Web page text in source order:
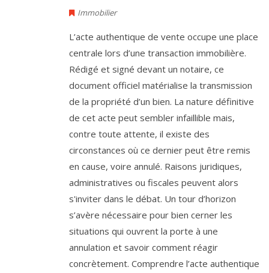
Immobilier
L’acte authentique de vente occupe une place
centrale lors d’une transaction immobilière.
Rédigé et signé devant un notaire, ce
document officiel matérialise la transmission
de la propriété d’un bien. La nature définitive
de cet acte peut sembler infaillible mais,
contre toute attente, il existe des
circonstances où ce dernier peut être remis
en cause, voire annulé. Raisons juridiques,
administratives ou fiscales peuvent alors
s'inviter dans le débat. Un tour d’horizon
s’avère nécessaire pour bien cerner les
situations qui ouvrent la porte à une
annulation et savoir comment réagir
concrètement. Comprendre l’acte authentique